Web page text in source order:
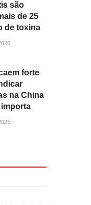
são
de 25
de toxina
forte
na China